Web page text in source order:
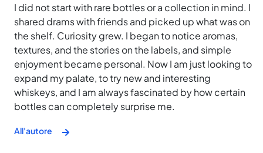
I did not start with rare bottles or a collection in mind. I
shared drams with friends and picked up what was on
the shelf. Curiosity grew. I began to notice aromas,
textures, and the stories on the labels, and simple
enjoyment became personal. Now I am just looking to
expand my palate, to try new and interesting
whiskeys, and I am always fascinated by how certain
bottles can completely surprise me.
All'autore